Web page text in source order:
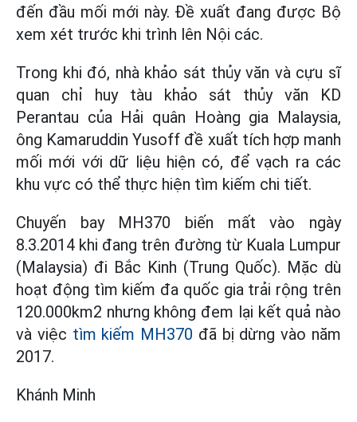
đến đầu mối mới này. Đề xuất đang được Bộ
xem xét trước khi trình lên Nội các.
Trong khi đó, nhà khảo sát thủy văn và cựu sĩ
quan chỉ huy tàu khảo sát thủy văn KD
Perantau của Hải quân Hoàng gia Malaysia,
ông Kamaruddin Yusoff đề xuất tích hợp manh
mối mới với dữ liệu hiện có, để vạch ra các
khu vực có thể thực hiện tìm kiếm chi tiết.
Chuyến bay MH370 biến mất vào ngày
8.3.2014 khi đang trên đường từ Kuala Lumpur
(Malaysia) đi Bắc Kinh (Trung Quốc). Mặc dù
hoạt động tìm kiếm đa quốc gia trải rộng trên
120.000km2 nhưng không đem lại kết quả nào
và việc tìm kiếm MH370 đã bị dừng vào năm
2017.
Khánh Minh